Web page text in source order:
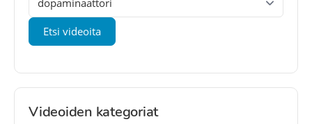
Videoiden kategoriat